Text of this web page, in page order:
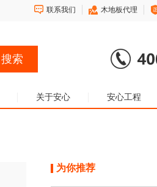
联系我们 木地板代理
关于安心 安心工程
为你推荐